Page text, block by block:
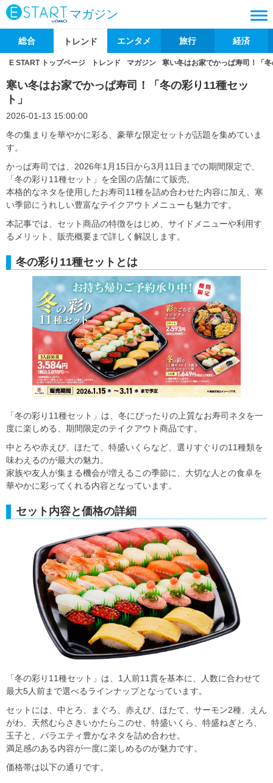
マガジン
総合 トレンド エンタメ 旅行 経済
E START トップページ トレンド マガジン 寒い冬はお家でかっぱ寿司！「
寒い冬はお家でかっぱ寿司！「冬の彩り11種セッ
ト」
2026-01-13 15:00:00
冬の集まりを華やかに彩る、豪華な限定セットが話題を集めていま
す。
かっぱ寿司では、2026年1月15日から3月11日までの期間限定で、
「冬の彩り11種セット」を全国の店舗にて販売。
本格的なネタを使用したお寿司11種を詰め合わせた内容に加え、寒
い季節にうれしい豊富なテイクアウトメニューも魅力です。
本記事では、セット商品の特徴をはじめ、サイドメニューや利用す
るメリット、販売概要まで詳しく解説します。
冬の彩り11種セットとは
「冬の彩り11種セット」は、冬にぴったりの上質なお寿司ネタを一
度に楽しめる、期間限定のテイクアウト商品です。
中とろや赤えび、ほたて、特盛いくらなど、選りすぐりの11種類を
味わえるのが最大の魅力。
家族や友人が集まる機会が増えるこの季節に、大切な人との食卓を
華やかに彩ってくれる内容となっています。
セット内容と価格の詳細
「冬の彩り11種セット」は、1人前11貫を基本に、人数に合わせて
最大5人前まで選べるラインナップとなっています。
セットには、中とろ、まぐろ、赤えび、ほたて、サーモン2種、えん
がわ、天然むらさきいかたらこのせ、特盛いくら、特盛ねぎとろ、
玉子と、バラエティ豊かなネタを詰め合わせ。
満足感のある内容が一度に楽しめるのが魅力です。
価格帯は以下の通りです。